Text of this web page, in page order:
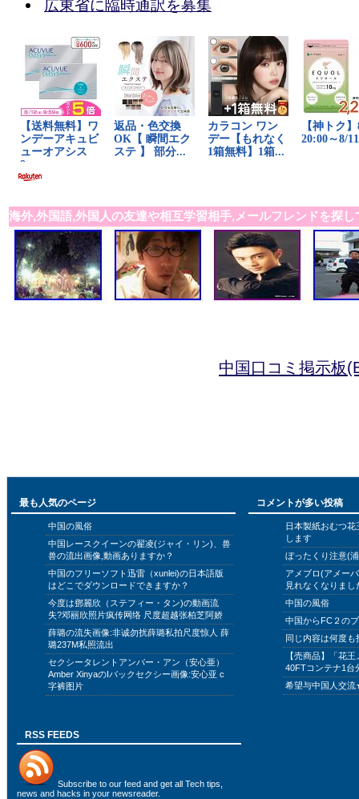
広東省に臨時通訳を募集
海外,外国語,外国人の友達や相互学習相手,メールフレンドを探し
中国口コミ掲示板
最も人気のページ
中国の風俗
中国レースクイーンの翟凌(ジャイ・リン)、兽
兽の流出画像,動画ありますか？
中国のフリーソフト迅雷（xunlei)の日本語版
はどこでダウンロードできますか？
今度は鄧麗欣（ステフィー・タン)の動画流
失?邓丽欣照片疯传网络 尺度超越张柏芝阿娇
薛璐の流失画像:非诚勿扰薛璐私拍尺度惊人 薛
璐237M私照流出
セクシータレントアンバー・アン（安心亜）
Amber XinyaのIバックセクシー画像:安心亚 c
字裤图片
コメントが多い投稿
日本製紙おむつ
します
ぼったくり注意(
アメブロ(アメー
見れなくなりまし
中国の風俗
中国からFC２の
同じ内容は何度
【売商品】「花
40FTコンテナ1台
希望与中国人交
RSS FEEDS
Subscribe to our feed and get all Tech tips,
news and hacks in your newsreader.